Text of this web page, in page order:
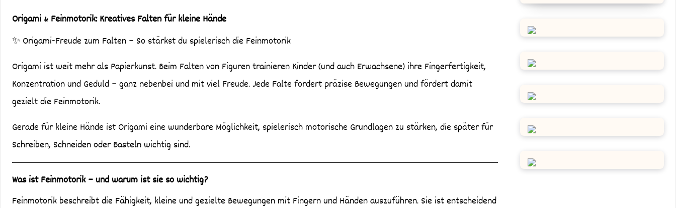
Origami & Feinmotorik: Kreatives Falten für kleine Hände
✨ Origami-Freude zum Falten – So stärkst du spielerisch die Feinmotorik
Origami ist weit mehr als Papierkunst. Beim Falten von Figuren trainieren Kinder (und auch Erwachsene) ihre Fingerfertigkeit,
Konzentration und Geduld – ganz nebenbei und mit viel Freude. Jede Falte fordert präzise Bewegungen und fördert damit
gezielt die Feinmotorik.
Gerade für kleine Hände ist Origami eine wunderbare Möglichkeit, spielerisch motorische Grundlagen zu stärken, die später für
Schreiben, Schneiden oder Basteln wichtig sind.
Was ist Feinmotorik – und warum ist sie so wichtig?
Feinmotorik beschreibt die Fähigkeit, kleine und gezielte Bewegungen mit Fingern und Händen auszuführen. Sie ist entscheidend